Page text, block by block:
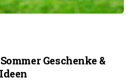
Geschenke &